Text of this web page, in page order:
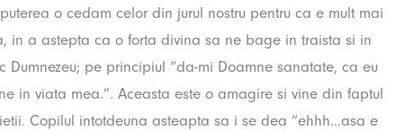
o cedam celor din jurul nostru pentru ca e mult mai
in a astepta ca o forta divina sa ne bage in traista si in
pe principiul “da-mi Doamne sanatate, ca eu
in viata mea.”. Aceasta este o amagire si vine din faptul
Copilul intotdeuna asteapta sa i se dea “ehhh…asa e